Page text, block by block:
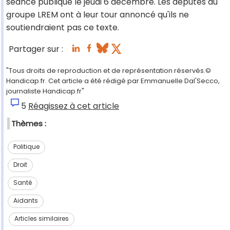
groupe LREM ont à leur tour annoncé qu'ils ne
soutiendraient pas ce texte.
Partager sur :
"Tous droits de reproduction et de représentation réservés.©
Handicap.fr. Cet article a été rédigé par Emmanuelle Dal'Secco,
journaliste Handicap.fr"
5 Réagissez à cet article
Thèmes :
Politique
Droit
Santé
Aidants
Articles similaires